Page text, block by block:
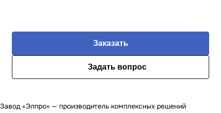
Заказать
Задать вопрос
Завод «Элпро» — производитель комплексных решений